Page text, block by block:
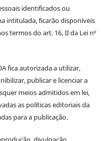
identificados ou
intitulada, ficarão disponíveis
termos do art. 16, II da Lei nº
fica autorizada a utilizar,
publicar e licenciar a
meios admitidos em lei,
as políticas editoriais da
para a publicação.